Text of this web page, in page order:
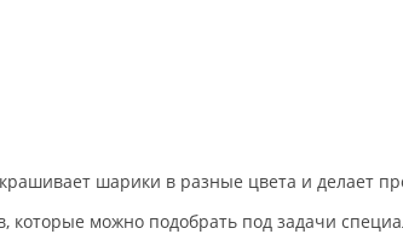
шарики в разные цвета и делает
которые можно подобрать под задачи